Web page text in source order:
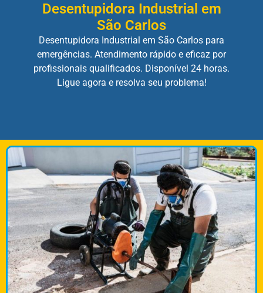
Desentupidora Industrial em
São Carlos
Desentupidora Industrial em São Carlos para
emergências. Atendimento rápido e eficaz por
profissionais qualificados. Disponível 24 horas.
Ligue agora e resolva seu problema!